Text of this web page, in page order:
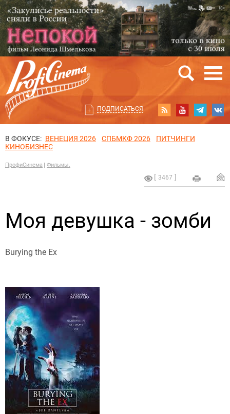
ПОДПИСАТЬСЯ
В ФОКУСЕ: ВЕНЕЦИЯ 2026 СПБМКФ 2026
ПИТЧИНГИ
КИНОБИЗНЕС
ПрофиСинема Фильмы.
3467
Моя девушка - зомби
Burying the Ex